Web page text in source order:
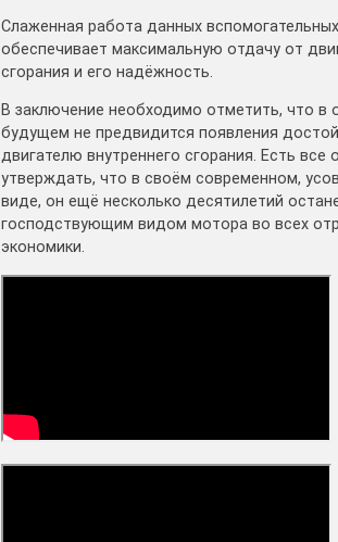
Слаженная работа данных
обеспечивает максимальную отдачу от
сгорания и его надёжность.
В заключение необходимо отметить, что в
будущем не предвидится появления
двигателю внутреннего сгорания. Есть все
утверждать, что в своём современном,
виде, он ещё несколько десятилетий
господствующим видом мотора во всех
экономики.